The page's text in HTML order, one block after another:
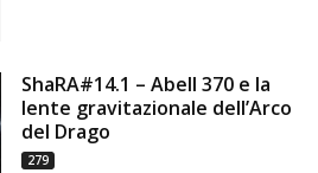
ShaRA#14.1 – Abell 370 e la
lente gravitazionale dell’Arco
del Drago
279